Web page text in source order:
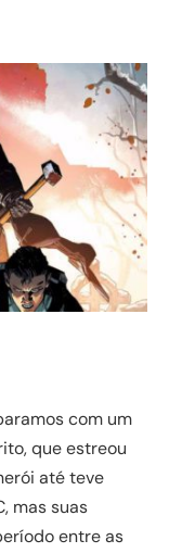
com um
que estreou
até teve
mas suas
entre as